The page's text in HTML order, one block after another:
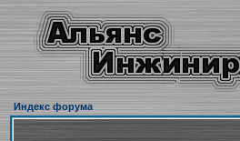
Индекс форума